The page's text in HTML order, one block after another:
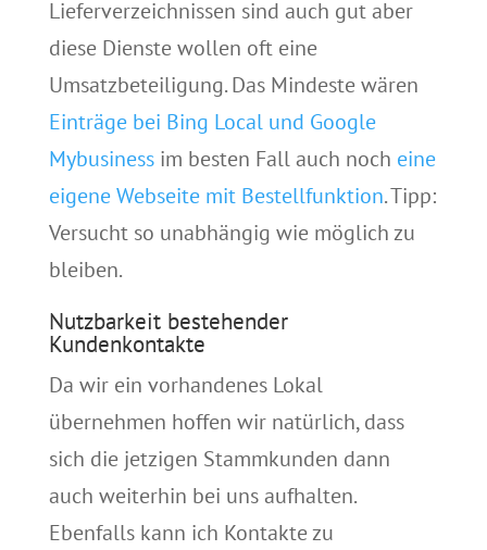
Lieferverzeichnissen sind auch gut aber
diese Dienste wollen oft eine
Umsatzbeteiligung. Das Mindeste wären
Einträge bei Bing Local und Google
Mybusinessim besten Fall auch noch eine
eigene Webseite mit Bestellfunktion. Tipp:
Versucht so unabhängig wie möglich zu
bleiben.
Nutzbarkeit bestehender
Kundenkontakte
Da wir ein vorhandenes Lokal
übernehmen hoffen wir natürlich, dass
sich die jetzigen Stammkunden dann
auch weiterhin bei uns aufhalten.
Ebenfalls kann ich Kontakte zu